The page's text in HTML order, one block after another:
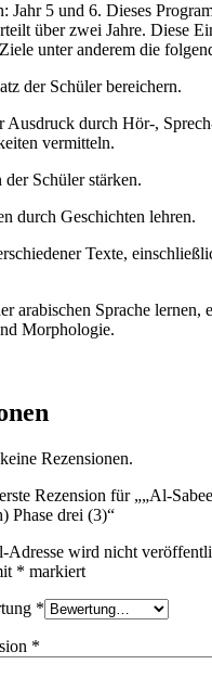
Jahr 5 und 6. Dieses
über zwei Jahre. Diese
unter anderem die
der Schüler bereichern.
Ausdruck durch Hör-,
vermitteln.
Schüler stärken.
durch Geschichten lehren.
Texte,
arabischen Sprache lernen,
Morphologie.
Rezensionen.
Rezension für „„Al-
Phase drei (3)“
Adresse wird nicht
* markiert
*
*